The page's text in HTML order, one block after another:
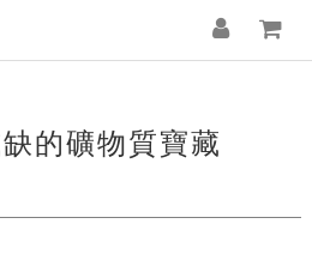
的礦物質寶藏